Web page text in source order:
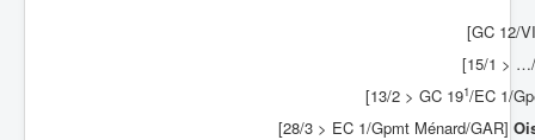
[GC 12/
[15/1 >
[13/2 > GC 191/EC 1/
[28/3 > EC 1/Gpmt Ménard/GAR]